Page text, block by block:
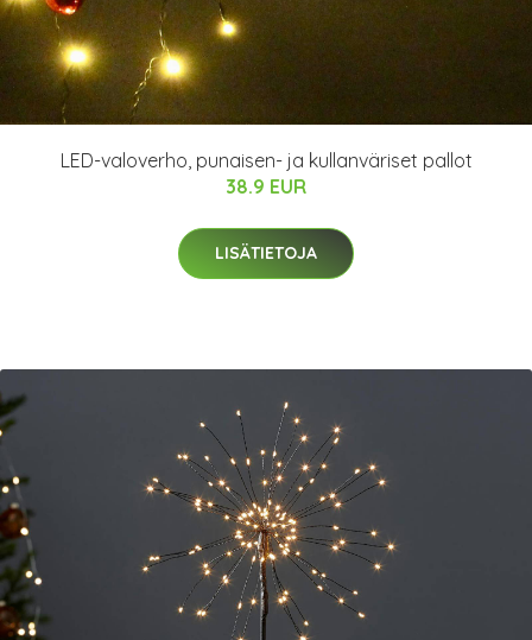
LED-valoverho, punaisen- ja kullanväriset pallot
38.9 EUR
LISÄTIETOJA